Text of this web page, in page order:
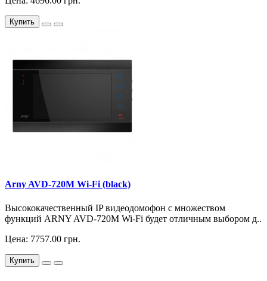
Купить
Arny AVD-720M Wi-Fi (black)
Высококачественный IP видеодомофон с множеством
функций ARNY AVD-720M Wi-Fi будет отличным выбором д..
Цена: 7757.00 грн.
Купить